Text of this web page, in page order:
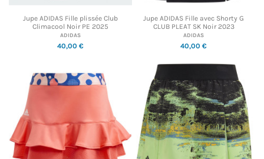
Jupe ADIDAS Fille plissée Club
Climacool Noir PE 2025
ADIDAS
40,00 €
Jupe ADIDAS Fille avec Shorty G
CLUB PLEAT SK Noir 2023
ADIDAS
40,00 €